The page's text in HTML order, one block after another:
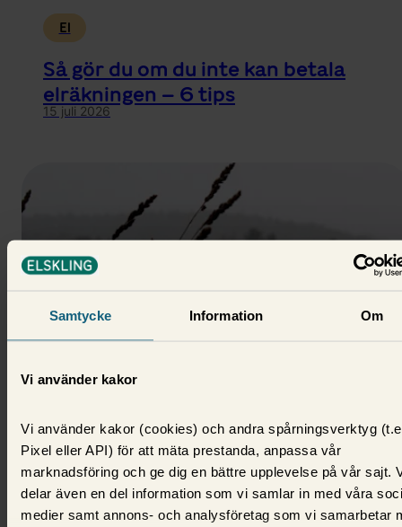
Samtycke Information Om
Vi använder kakor
Vi använder kakor (cookies) och andra spårningsverktyg
Pixel eller API) för att mäta prestanda, anpassa vår
marknadsföring och ge dig en bättre upplevelse på vår sajt.
delar även en del information som vi samlar in med våra
medier samt annons- och analysföretag som vi samarbetar
El
Så gör du om du inte kan betala
elräkningen – 6 tips
15 juli 2026
El
Allt högre elpriser i november –
högsta snittpriset på 10 år
Vinterkyla i kombination med isbildning på älvarna
lite blåst fick elpriserna att skjuta i höjden.